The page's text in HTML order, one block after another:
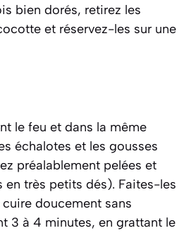
bien dorés, retirez les
et réservez-les sur une
le feu et dans la même
échalotes et les gousses
préalablement pelées et
en très petits dés). Faites-les
doucement sans
3 à 4 minutes, en grattant le